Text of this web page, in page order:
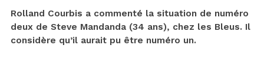
Rolland Courbis a commenté la situation de numéro
deux de Steve Mandanda (34 ans), chez les Bleus. Il
considère qu’il aurait pu être numéro un.